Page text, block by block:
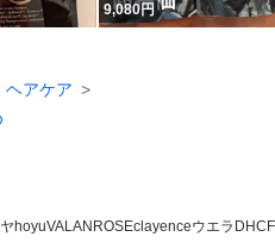
9,080円
ヘアケア
hoyuVALANROSEclayenceウエラ DHC